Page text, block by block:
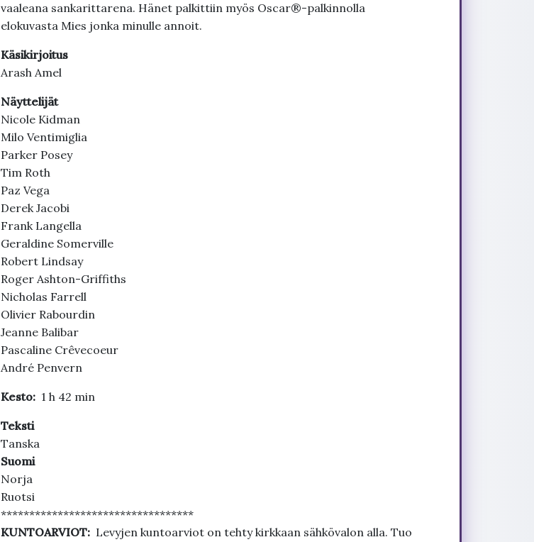
vaaleana sankarittarena. Hänet palkittiin myös Oscar®-palkinnolla
elokuvasta Mies jonka minulle annoit.
Käsikirjoitus
Arash Amel
Näyttelijät
Nicole Kidman
Milo Ventimiglia
Parker Posey
Tim Roth
Paz Vega
Derek Jacobi
Frank Langella
Geraldine Somerville
Robert Lindsay
Roger Ashton-Griffiths
Nicholas Farrell
Olivier Rabourdin
Jeanne Balibar
Pascaline Crêvecoeur
André Penvern
Kesto: 1 h 42 min
Teksti
Tanska
Suomi
Norja
Ruotsi
**********************************
KUNTOARVIOT: Levyjen kuntoarviot on tehty kirkkaan sähkövalon alla. Tuo